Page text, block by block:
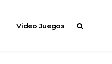
Video Juegos